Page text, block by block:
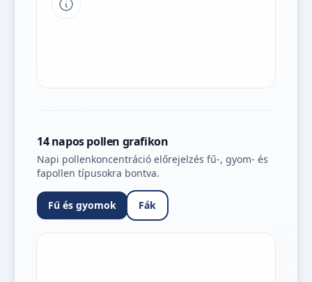
Tipp a grafikon jelmagyarázatához
14 napos pollen grafikon
Napi pollenkoncentráció előrejelzés fű-, gyom- és
fapollen típusokra bontva.
Fű és gyomok Fák